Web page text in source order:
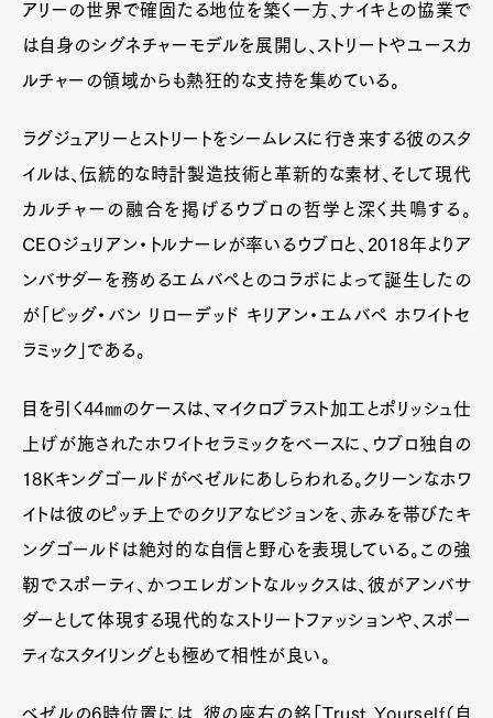
アリーの世界で確固たる地位を築く一方、ナイキとの協業で
は自身のシグネチャーモデルを展開し、ストリートやユースカ
ルチャーの領域からも熱狂的な支持を集めている。
ラグジュアリーとストリートをシームレスに行き来する彼のスタ
イルは、伝統的な時計製造技術と革新的な素材、そして現代
カルチャーの融合を掲げるウブロの哲学と深く共鳴する。
CEOジュリアン・トルナーレが率いるウブロと、2018年よりア
ンバサダーを務めるエムバペとのコラボによって誕生したの
が「ビッグ・バン リローデッド キリアン・エムバペ ホワイトセ
ラミック」である。
目を引く44㎜のケースは、マイクロブラスト加工とポリッシュ仕
上げが施されたホワイトセラミックをベースに、ウブロ独自の
18Kキングゴールドがベゼルにあしらわれる。クリーンなホワ
イトは彼のピッチ上でのクリアなビジョンを、赤みを帯びたキ
ングゴールドは絶対的な自信と野心を表現している。この強
靭でスポーティ、かつエレガントなルックスは、彼がアンバサ
ダーとして体現する現代的なストリートファッションや、スポー
ティなスタイリングとも極めて相性が良い。
ベゼルの6時位置には、彼の座右の銘「Trust Yourself（自